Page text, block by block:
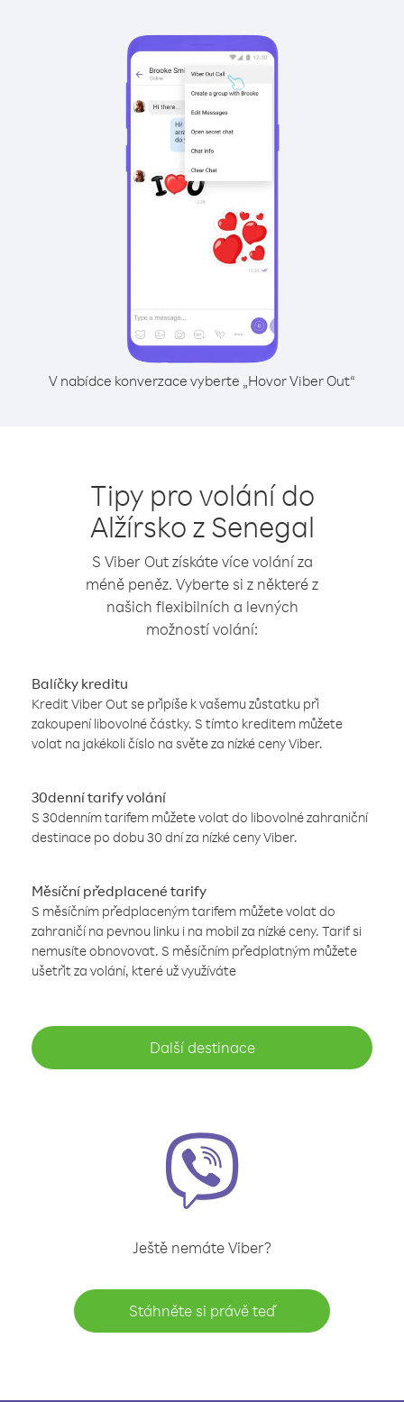
V nabídce konverzace vyberte „Hovor Viber Out“
Tipy pro volání do
Alžírsko z Senegal
S Viber Out získáte více volání za
méně peněz. Vyberte si z některé z
našich flexibilních a levných
možností volání:
Balíčky kreditu
Kredit Viber Out se připíše k vašemu zůstatku při
zakoupení libovolné částky. S tímto kreditem můžete
volat na jakékoli číslo na světe za nízké ceny Viber.
30denní tarify volání
S 30denním tarifem můžete volat do libovolné zahraniční
destinace po dobu 30 dní za nízké ceny Viber.
Měsíční předplacené tarify
S měsíčním předplaceným tarifem můžete volat do
zahraničí na pevnou linku i na mobil za nízké ceny. Tarif si
nemusíte obnovovat. S měsíčním předplatným můžete
ušetřit za volání, které už využíváte
Další destinace
Ještě nemáte Viber?
Stáhněte si právě teď